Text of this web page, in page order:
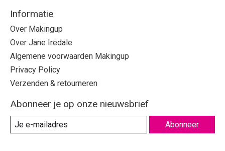
Informatie
Over Makingup
Over Jane Iredale
Algemene voorwaarden Makingup
Privacy Policy
Verzenden & retourneren
Abonneer je op onze nieuwsbrief
Abonneer